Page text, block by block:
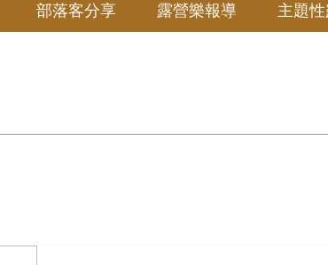
部落客分享 露營樂報導 主題